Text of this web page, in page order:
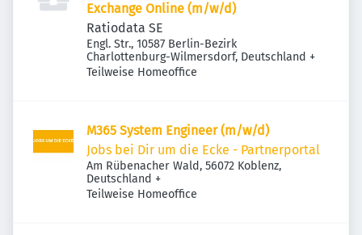
Exchange Online (m/w/d)
Ratiodata SE
Engl. Str., 10587 Berlin-Bezirk
Charlottenburg-Wilmersdorf, Deutschland +
Teilweise Homeoffice
M365 System Engineer (m/w/d)
Jobs bei Dir um die Ecke - Partnerportal
Am Rübenacher Wald, 56072 Koblenz,
Deutschland +
Teilweise Homeoffice